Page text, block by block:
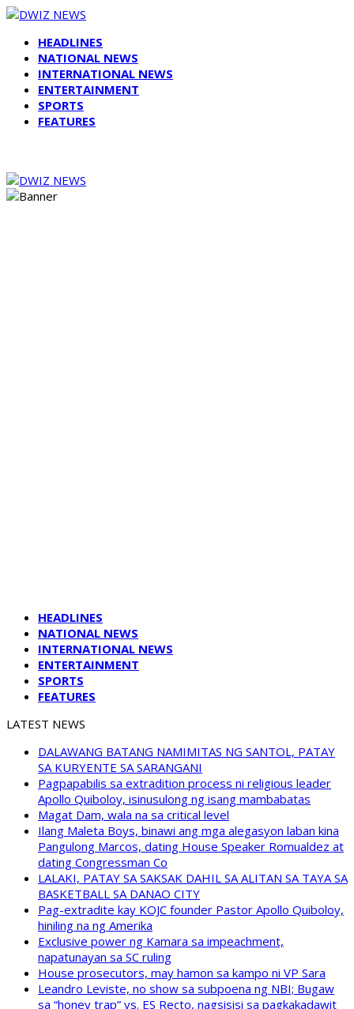
HEADLINES
NATIONAL NEWS
INTERNATIONAL NEWS
ENTERTAINMENT
SPORTS
FEATURES
HEADLINES
NATIONAL NEWS
INTERNATIONAL NEWS
ENTERTAINMENT
SPORTS
FEATURES
LATEST NEWS
DALAWANG BATANG NAMIMITAS NG SANTOL, PATAY
SA KURYENTE SA SARANGANI
Pagpapabilis sa extradition process ni religious leader
Apollo Quiboloy, isinusulong ng isang mambabatas
Magat Dam, wala na sa critical level
Ilang Maleta Boys, binawi ang mga alegasyon laban kina
Pangulong Marcos, dating House Speaker Romualdez at
dating Congressman Co
LALAKI, PATAY SA SAKSAK DAHIL SA ALITAN SA TAYA SA
BASKETBALL SA DANAO CITY
Pag-extradite kay KOJC founder Pastor Apollo Quiboloy,
hiniling na ng Amerika
Exclusive power ng Kamara sa impeachment,
napatunayan sa SC ruling
House prosecutors, may hamon sa kampo ni VP Sara
Leandro Leviste, no show sa subpoena ng NBI; Bugaw
sa “honey trap” vs. ES Recto, nagsisisi sa pagkakadawit